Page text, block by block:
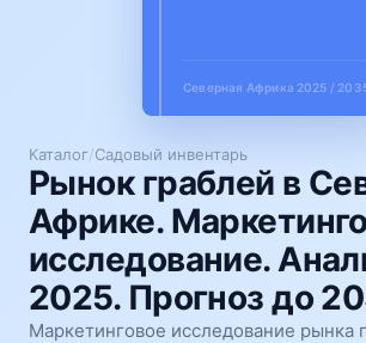
Каталог/Садовый инвентарь
Рынок граблей в
Африке.
исследование.
2025. Прогноз до
Маркетинговое исследование рынка
Северная Африка 2025 /